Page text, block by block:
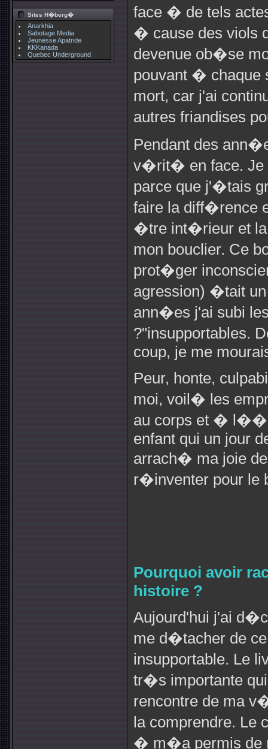
Sites H�berg�
Anarkhia
Sabotage Media
Jeunesse Apatride
KKKanada
Quebec Underground
face � de tels
� cause des viols
devenue ob�se
pouvant � chaque
mort, car j'ai
autres friandises
Pendant des
v�rit� en face. Je
parce que j'�tais
faire la diff�rence
�tre int�rieur et
mon bouclier. Ce
prot�ger
agression) �tait un
ann�es j'ai subi
?"insupportables.
coup, je me
Peur, honte,
moi, voil� les
au corps et �
enfant qui un jour
arrach� ma joie
r�inventer pour le
Pourquoi avoir
histoire ?
Aujourd'hui j'ai
me d�tacher de
insupportable. Le
tr�s importante
rencontre de ma
la comprendre.
� m�a permis de